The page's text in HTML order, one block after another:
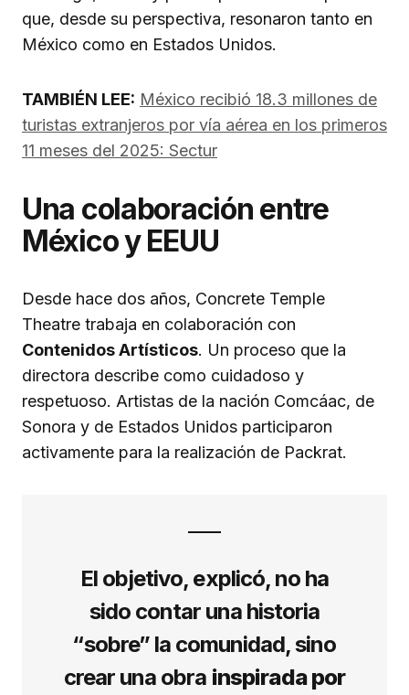
que, desde su perspectiva, resonaron tanto en
México como en Estados Unidos.
TAMBIÉN LEE: México recibió 18.3 millones de
turistas extranjeros por vía aérea en los primeros
11 meses del 2025: Sectur
Una colaboración entre
México y EEUU
Desde hace dos años, Concrete Temple
Theatre trabaja en colaboración con
Contenidos Artísticos. Un proceso que la
directora describe como cuidadoso y
respetuoso. Artistas de la nación Comcáac, de
Sonora y de Estados Unidos participaron
activamente para la realización de Packrat.
El objetivo, explicó, no ha
sido contar una historia
“sobre” la comunidad, sino
crear una obra inspirada por